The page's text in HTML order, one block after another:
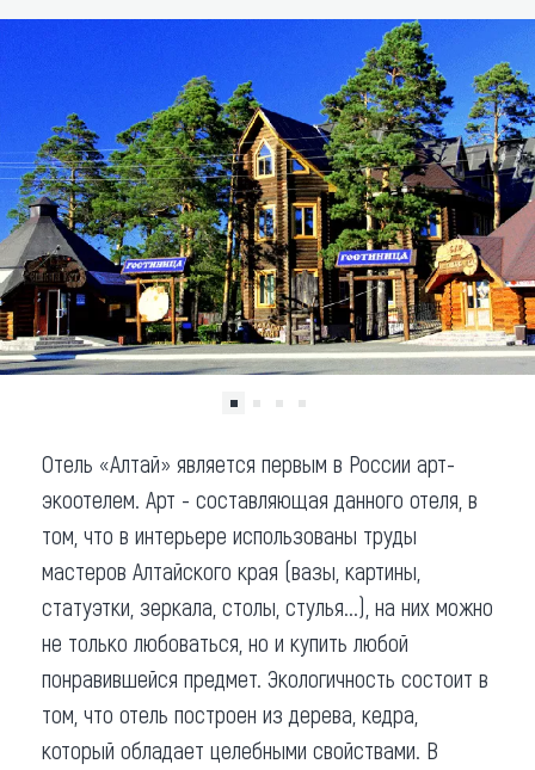
Коллекция впечатлений
Другие рубрики
Отель «Алтай» является первым в России арт-
экоотелем. Арт - составляющая данного отеля, в
том, что в интерьере использованы труды
мастеров Алтайского края (вазы, картины,
статуэтки, зеркала, столы, стулья...), на них можно
не только любоваться, но и купить любой
понравившейся предмет. Экологичность состоит в
том, что отель построен из дерева, кедра,
который обладает целебными свойствами. В